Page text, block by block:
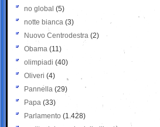
no global (5)
notte bianca (3)
Nuovo Centrodestra (2)
Obama (11)
olimpiadi (40)
Oliveri (4)
Pannella (29)
Papa (33)
Parlamento (1.428)